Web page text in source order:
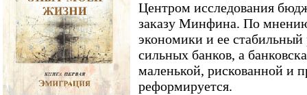
Центром исследования
заказу Минфина. По
экономики и ее
сильных банков, а
маленькой, рискованной и
реформируется.